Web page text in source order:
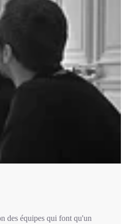
des équipes qui font qu'un